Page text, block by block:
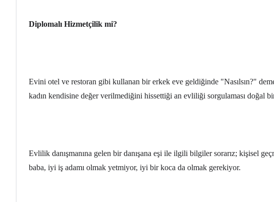
Diplomalı Hizmetçilik mi?
Evini otel ve restoran gibi kullanan bir erkek eve geldiğinde "Nasılsın?"
kadın kendisine değer verilmediğini hissettiği an evliliği sorgulaması doğal bir
Evlilik danışmanına gelen bir danışana eşi ile ilgili bilgiler sorarız; kişisel
baba, iyi iş adamı olmak yetmiyor, iyi bir koca da olmak gerekiyor.